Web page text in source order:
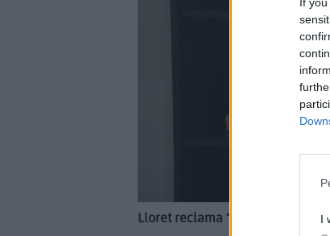
I
Lloret reclama “una inversión